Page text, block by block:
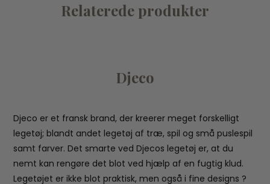
Relaterede produkter
Djeco
Djeco er et fransk brand, der kreerer meget forskelligt
legetøj; blandt andet legetøj af træ, spil og små puslespil
samt farver. Det smarte ved Djecos legetøj er, at du
nemt kan rengøre det blot ved hjælp af en fugtig klud.
Legetøjet er ikke blot praktisk, men også i fine designs ?